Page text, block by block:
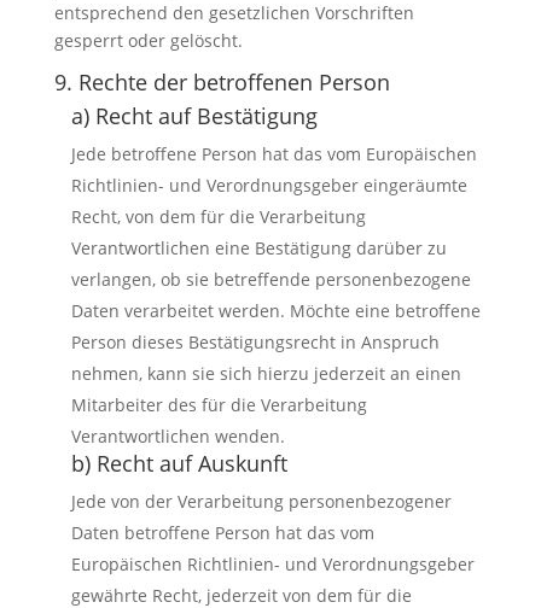
entsprechend den gesetzlichen Vorschriften
gesperrt oder gelöscht.
9. Rechte der betroffenen Person
a) Recht auf Bestätigung
Jede betroffene Person hat das vom Europäischen
Richtlinien- und Verordnungsgeber eingeräumte
Recht, von dem für die Verarbeitung
Verantwortlichen eine Bestätigung darüber zu
verlangen, ob sie betreffende personenbezogene
Daten verarbeitet werden. Möchte eine betroffene
Person dieses Bestätigungsrecht in Anspruch
nehmen, kann sie sich hierzu jederzeit an einen
Mitarbeiter des für die Verarbeitung
Verantwortlichen wenden.
b) Recht auf Auskunft
Jede von der Verarbeitung personenbezogener
Daten betroffene Person hat das vom
Europäischen Richtlinien- und Verordnungsgeber
gewährte Recht, jederzeit von dem für die